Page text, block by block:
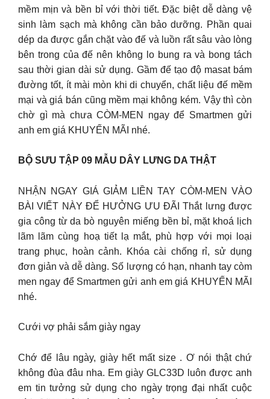
mềm mịn và bền bỉ với thời tiết. Đặc biệt dễ dàng vệ
sinh làm sạch mà không cần bảo dưỡng. Phần quai
dép da được gắn chặt vào đế và luồn rất sâu vào lòng
bên trong của đế nên không lo bung ra và bong tách
sau thời gian dài sử dụng. Gầm đế tạo độ masat bám
đường tốt, ít mài mòn khi di chuyển, chất liệu đế mềm
mại và giá bán cũng mềm mại không kém. Vậy thì còn
chờ gì mà chưa CÒM-MEN ngay để Smartmen gửi
anh em giá KHUYẾN MÃI nhé.
BỘ SƯU TẬP 09 MẪU DÂY LƯNG DA THẬT
NHẬN NGAY GIÁ GIẢM LIỀN TAY CÒM-MEN VÀO
BÀI VIẾT NÀY ĐỂ HƯỞNG ƯU ĐÃI Thắt lưng được
gia công từ da bò nguyên miếng bền bỉ, mặt khoá lịch
lãm lãm cùng hoạ tiết lạ mắt, phù hợp với mọi loại
trang phục, hoàn cảnh. Khóa cài chống rỉ, sử dụng
đơn giản và dễ dàng. Số lượng có hạn, nhanh tay còm
men ngay để Smartmen gửi anh em giá KHUYẾN MÃI
nhé.
Cưới vợ phải sắm giày ngay
Chớ để lâu ngày, giày hết mất size . Ơ nói thật chứ
không đùa đâu nha. Em giày GLC33D luôn được anh
em tin tưởng sử dụng cho ngày trọng đại nhất cuộc